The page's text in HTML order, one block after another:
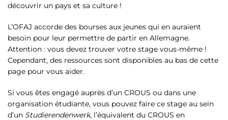
découvrir un pays et sa culture !
L’OFAJ accorde des bourses aux jeunes qui en auraient
besoin pour leur permettre de partir en Allemagne.
Attention : vous devez trouver votre stage vous-même !
Cependant, des ressources sont disponibles au bas de cette
page pour vous aider.
Si vous êtes engagé auprès d’un CROUS ou dans une
organisation étudiante, vous pouvez faire ce stage au sein
d’un Studierendenwerk, l’équivalent du CROUS en